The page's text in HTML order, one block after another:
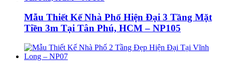
Mẫu Thiết Kế Nhà Phố Hiện Đại 3 Tầng Mặt
Tiền 3m Tại Tân Phú, HCM – NP105